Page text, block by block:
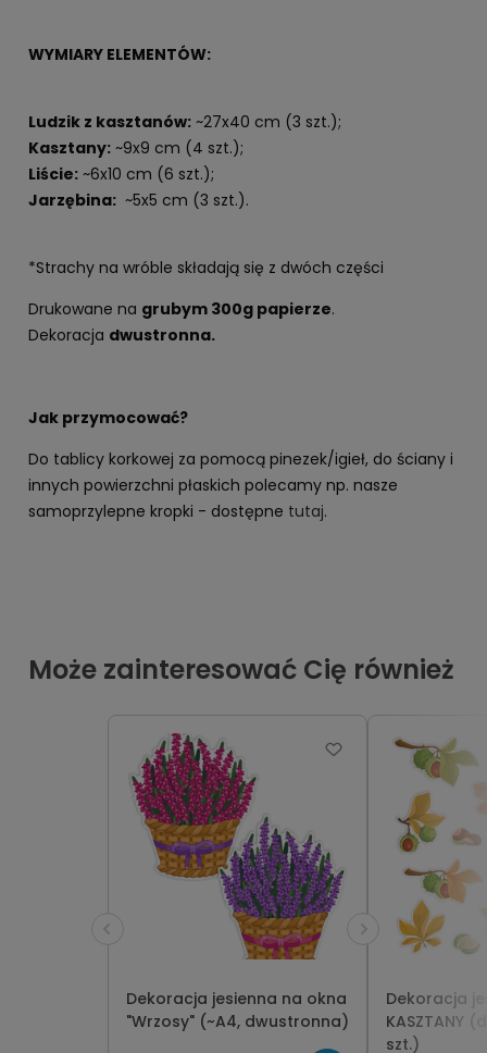
WYMIARY ELEMENTÓW:
Ludzik z kasztanów: ~27x40 cm (3 szt.);
Kasztany: ~9x9 cm (4 szt.);
Liście: ~6x10 cm (6 szt.);
Jarzębina: ~5x5 cm (3 szt.).
*Strachy na wróble składają się z dwóch części
Drukowane na grubym 300g papierze.
Dekoracja dwustronna.
Jak przymocować?
Do tablicy korkowej za pomocą pinezek/igieł, do ściany i
innych powierzchni płaskich polecamy np. nasze
samoprzylepne kropki - dostępne tutaj.
Może zainteresować Cię również
Dekoracja jesienna na okna
"Wrzosy" (~A4, dwustronna)
Dekoracja
KASZTANY
szt.)